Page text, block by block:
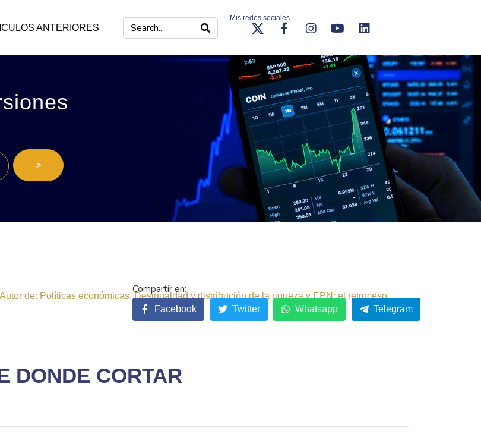
ANTERIORES
Mis redes sociales
>
de: Políticas económicas, Desigualdad y distribución de la riqueza y EPN: el retroceso.
DONDE CORTAR
Facebook Twitter Whatsapp Telegram